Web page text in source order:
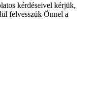
kérdéseivel kérjük,
felvesszük Önnel a